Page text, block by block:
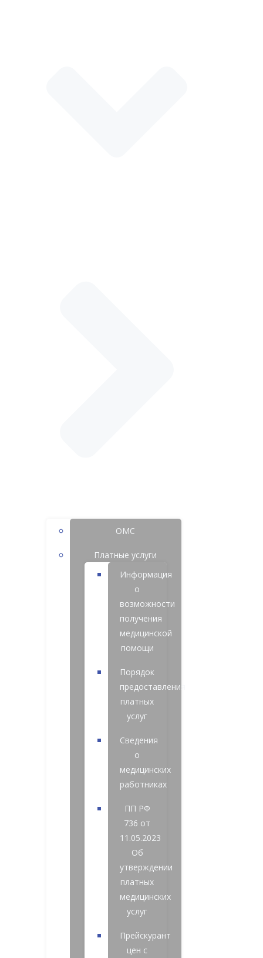
ОМС
Платные услуги
Информация
о
возможности
получения
медицинской
помощи
Порядок
предоставления
платных
услуг
Сведения
о
медицинских
работниках
ПП РФ
736 от
11.05.2023
Об
утверждении
платных
медицинских
услуг
Прейскурант
цен с